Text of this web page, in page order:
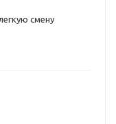
смену
и...